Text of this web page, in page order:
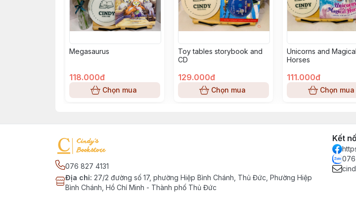
Megasaurus
118.000đ
Chọn mua
Toy tables storybook and
CD
129.000đ
Chọn mua
Unicorns and Magical
Horses
111.000đ
Chọn mua
076 827 4131
Địa chỉ: 27/2 đường số 17, phường Hiệp Bình Chánh, Thủ Đức, Phường Hiệp
Bình Chánh, Hồ Chí Minh - Thành phố Thủ Đức
Kết
076